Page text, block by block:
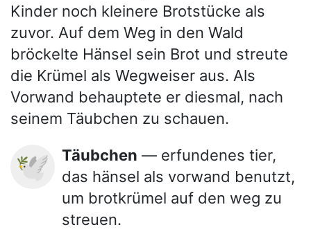
Kinder noch kleinere Brotstücke als
zuvor. Auf dem Weg in den Wald
bröckelte Hänsel sein Brot und streute
die Krümel als Wegweiser aus. Als
Vorwand behauptete er diesmal, nach
seinem Täubchen zu schauen.
🕊️ Täubchen — erfundenes tier,
das hänsel als vorwand benutzt,
um brotkrümel auf den weg zu
streuen.